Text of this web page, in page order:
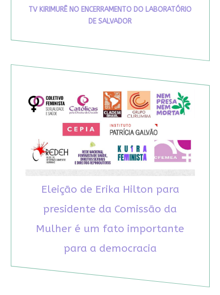
TV KIRIMURÊ NO ENCERRAMENTO DO LABORATÓRIO
DE SALVADOR
Eleição de Erika Hilton para
presidente da Comissão da
Mulher é um fato importante
para a democracia